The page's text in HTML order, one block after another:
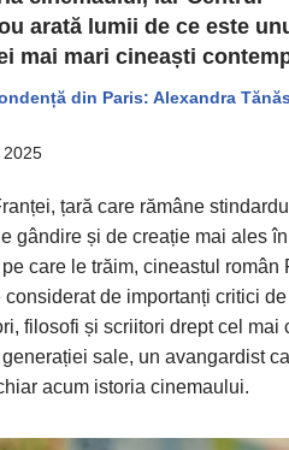
arată lumii de ce este
mai mari cineaști
din Paris: Alexandra
2025
țară care rămâne stindardul
gândire și de creație mai ales în
care le trăim, cineastul român
considerat de importanți critici de
filosofi și scriitori drept cel mai
sale, un avangardist
acum istoria cinemaului.